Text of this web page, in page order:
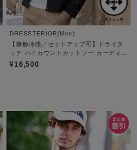
DRESSTERIOR(Men)
【接触冷感／セットアップ可】ドライタ
ッチ ハイカウントカットソー カーディガ
ン
¥16,500